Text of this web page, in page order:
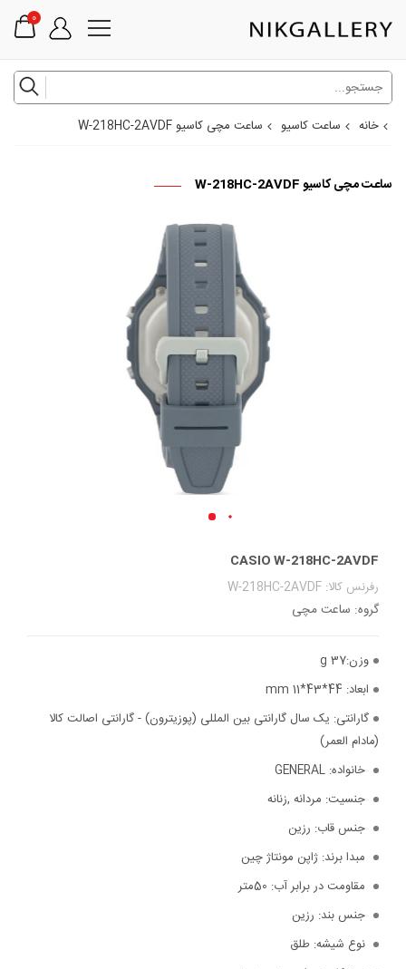
0
خانه ساعت کاسیو ساعت مچی کاسیو W-218HC-2AVDF
ساعت مچی کاسیو W-218HC-2AVDF
CASIO W-218HC-2AVDF
رفرنس کالا: W-218HC-2AVDF
گروه: ساعت مچی
وزن:37 g
ابعاد:
گارانتی: یک سال گارانتی بین المللی (پوزیترون) - گارانتی اصالت کالا
(مادام العمر)
خانواده: GENERAL
جنسیت: مردانه ,زنانه
جنس قاب: رزین
مبدا برند: ژاپن مونتاژ چین
مقاومت در برابر آب: 50متر
جنس بند: رزین
نوع شیشه: طلق